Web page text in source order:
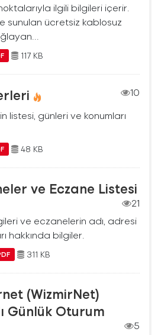
ilgili bilgileri içerir.
sunulan ücretsiz kablosuz
117 KB
10
listesi, günleri ve konumları
48 KB
ve Eczane Listesi
21
ve eczanelerin adı, adresi
hakkında bilgiler.
311 KB
(WizmirNet)
Günlük Oturum
5